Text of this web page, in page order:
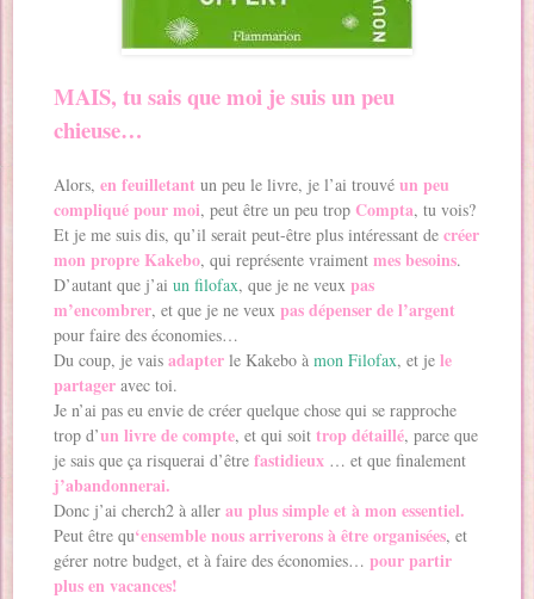
MAIS, tu sais que moi je suis un peu
chieuse…
Alors,en feuilletant un peu le livre, je l’ai trouvéun peu
compliqué pour moi, peut être un peu tropCompta, tu vois?
Et je me suis dis, qu’il serait peut-être plus intéressant de créer
mon propre Kakebo, qui représente vraimentmes besoins.
D’autant que j’aiun filofax, que je ne veuxpas
m’encombrer, et que je ne veuxpas dépenser de l’argent
pour faire des économies…
Du coup, je vaisadapter le Kakebo àmon Filofax, et jele
partager avec toi.
Je n’ai pas eu envie de créer quelque chose qui se rapproche
trop d’un livre de compte, et qui soittrop détaillé, parce que
je sais que ça risquerai d’êtrefastidieux … et que finalement
j’abandonnerai.
Donc j’ai cherch2 à allerau plus simple et à mon essentiel.
Peut être qu‘ensemble nous arriverons à être organisées, et
gérer notre budget, et à faire des économies…pour partir
plus en vacances!